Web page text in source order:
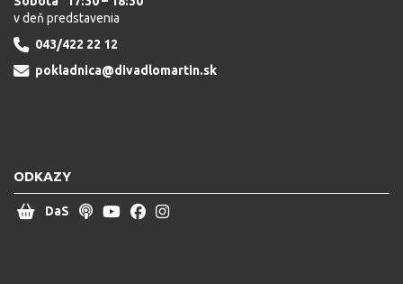
v deň predstavenia
043/422 22 12
pokladnica@divadlomartin.sk
ODKAZY
DaS